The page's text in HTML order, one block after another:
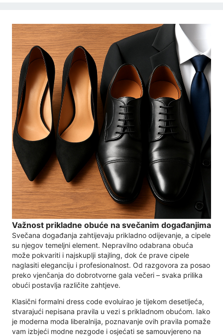
Važnost prikladne obuće na svečanim događanjima
Svečana događanja zahtijevaju prikladno odijevanje, a cipele
su njegov temeljni element. Nepravilno odabrana obuća
može pokvariti i najskuplji stajling, dok će prave cipele
naglasiti eleganciju i profesionalnost. Od razgovora za posao
preko vjenčanja do dobrotvorne gala večeri – svaka prilika
obući postavlja različite zahtjeve.
Klasični formalni dress code evoluirao je tijekom desetljeća,
stvarajući nepisana pravila u vezi s prikladnom obućom. Iako
je moderna moda liberalnija, poznavanje ovih pravila pomaže
vam izbjeći modne nezgode i osjećati se samouvjereno na